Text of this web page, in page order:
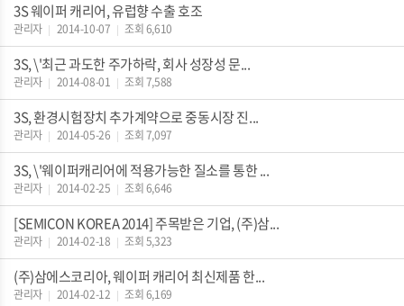
3S 웨이퍼 캐리어, 유럽향 수출 호조
관리자 2014-10-07 조회 6,610
3S, \'최근 과도한 주가하락, 회사 성장성 문...
관리자 2014-08-01 조회 7,588
3S, 환경시험장치 추가계약으로 중동시장 진...
관리자 2014-05-26 조회 7,097
3S, \'웨이퍼캐리어에 적용가능한 질소를 통한 ...
관리자 2014-02-25 조회 6,646
[SEMICON KOREA 2014] 주목받은 기업, (주)삼...
관리자 2014-02-18 조회 5,323
(주)삼에스코리아, 웨이퍼 캐리어 최신제품 한...
관리자 2014-02-12 조회 6,169